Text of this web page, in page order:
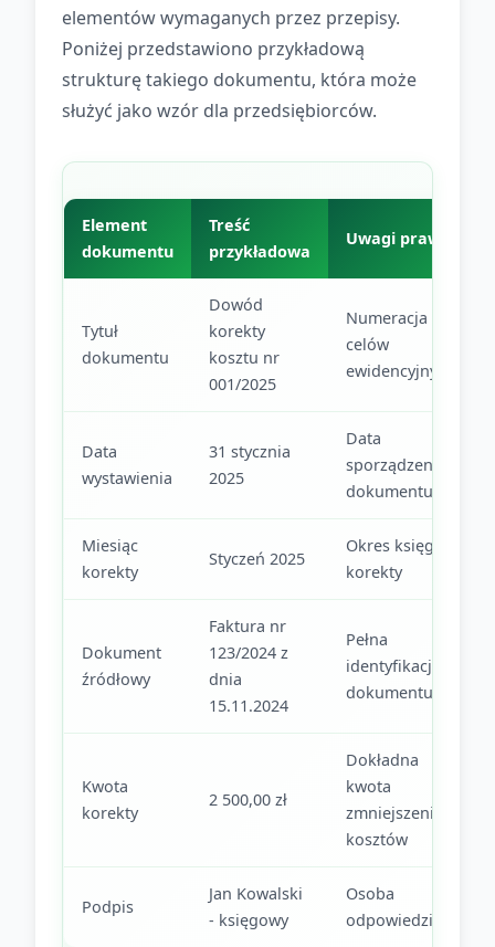
elementów wymaganych przez przepisy.
Poniżej przedstawiono przykładową
strukturę takiego dokumentu, która może
służyć jako wzór dla przedsiębiorców.
Element
dokumentu
Treść
przykładowa
Uwagi prawne
Tytuł
dokumentu
Dowód
korekty
kosztu nr
001/2025
Numeracja dla
celów
ewidencyjnych
Data
wystawienia
31 stycznia
2025
Data
sporządzenia
dokumentu
Miesiąc
korekty
Styczeń 2025
Okres księgowy
korekty
Dokument
źródłowy
Faktura nr
123/2024 z
dnia
15.11.2024
Pełna
identyfikacja
dokumentu
Kwota
korekty
2 500,00 zł
Dokładna
kwota
zmniejszenia
kosztów
Podpis
Jan Kowalski
- księgowy
Osoba
odpowiedzialna